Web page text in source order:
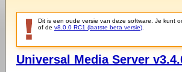
Dit is een oude versie van deze software. Je kunt
of de v8.0.0 RC1 (laatste beta versie)
Universal Media Server